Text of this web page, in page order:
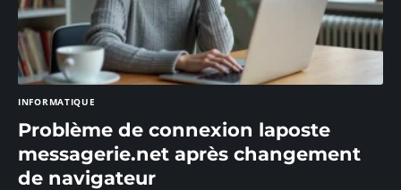
INFORMATIQUE
Problème de connexion laposte
messagerie.net après changement
de navigateur